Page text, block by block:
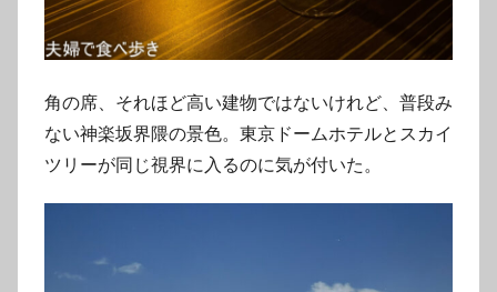
角の席、それほど高い建物ではないけれど、普段み
ない神楽坂界隈の景色。東京ドームホテルとスカイ
ツリーが同じ視界に入るのに気が付いた。